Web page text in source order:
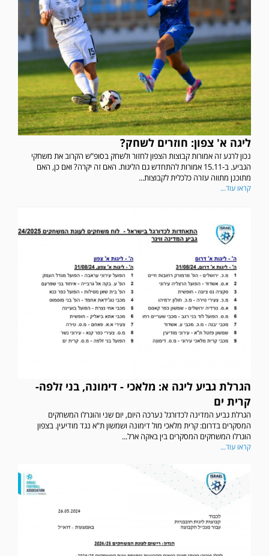
ליגה א' צפון: חוזרים לשחק?
נכון לרגע זה אמורות קבוצות הצפון לחזור ולשחק בסופ"ש הקרוב את משחקי
הגביע. ב-15.11 אמורות להתחדש גם הליגות. האם זה יקרה? ואם כן, האם
מתוכנן מתווה עזרה כלכלית לקבוצות...
קראו עוד...
הגרלת גביע ליגה א: מלאכי - דימונה, בני זלפה-
קרית ים
הגרלת גביע המדינה לכדורגל נערכה היום, יום שני והוגרלו המשחקים
המסקרים בדרום: קרית מלאכי מול דימונה ושמשון ת"א נגד מודיעין. בצפון
הוגרלו המשחקים המסקרים בין באקה ארל...
קראו עוד...